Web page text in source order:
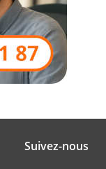
Suivez-nous